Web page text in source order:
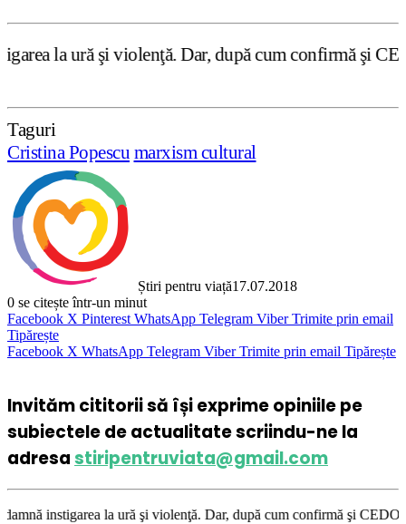
violenţă. Dar, după cum confirmă şi CEDO în
Taguri
Cristina Popescu marxism cultural
Știri pentru viață17.07.2018
0 se citește într-un minut
Facebook X Pinterest WhatsApp Telegram Viber Trimite prin email
Tipărește
Facebook X WhatsApp Telegram Viber Trimite prin email Tipărește
Invităm cititorii să își exprime opiniile pe
subiectele de actualitate scriindu-ne la
adresastiripentruviata@gmail.com
la ură şi violenţă. Dar, după cum confirmă şi CEDO în cazul